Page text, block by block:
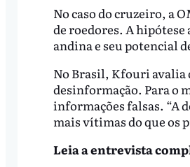
No caso do cruzeiro, a
de roedores. A
andina e seu potencial
No Brasil, Kfouri avalia
desinformação. Para o
informações falsas. “A
mais vítimas do que os
Leia a entrevista